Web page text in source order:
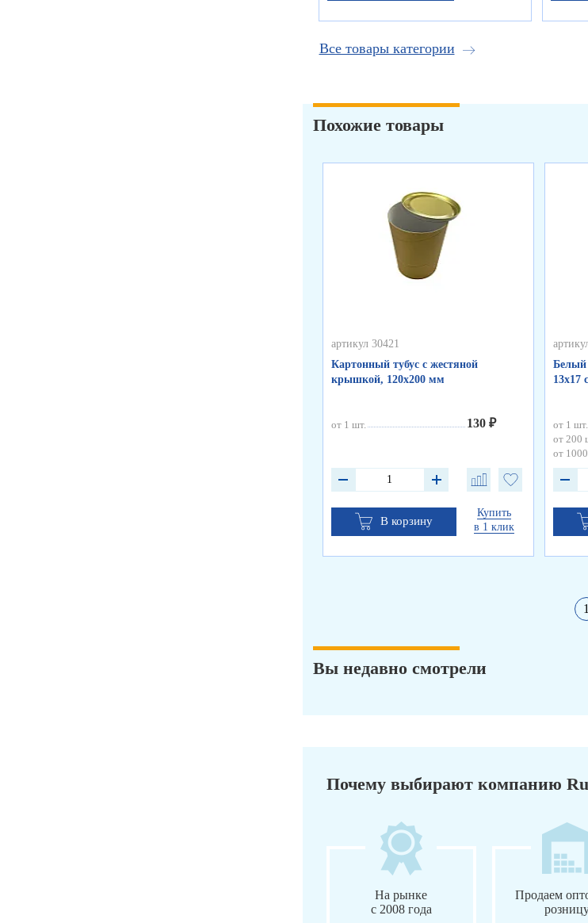
Все товары категории
Похожие товары
артикул 30421
Картонный тубус с жестяной
крышкой, 120х200 мм
от 1 шт. 130 ₽
В корзину
Купить
в 1 клик
Белый
13х17
от 1 шт.
от 200
от
1
Вы недавно смотрели
Почему выбирают компанию
На рынке
с 2008 года
Продаем